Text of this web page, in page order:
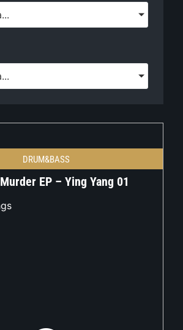
DRUM&BASS
EP – Ying Yang 01